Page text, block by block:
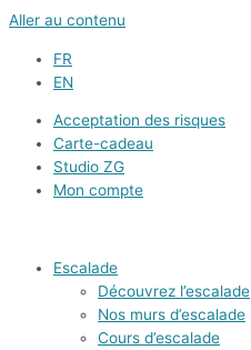
Aller au contenu
FR
EN
Acceptation des risques
Carte-cadeau
Studio ZG
Mon compte
Escalade
Découvrez l’escalade
Nos murs d’escalade
Cours d’escalade